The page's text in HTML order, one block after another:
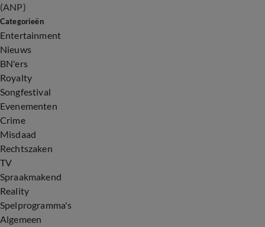
(ANP)
Categorieën
Entertainment
Nieuws
BN'ers
Royalty
Songfestival
Evenementen
Crime
Misdaad
Rechtszaken
TV
Spraakmakend
Reality
Spelprogramma's
Algemeen